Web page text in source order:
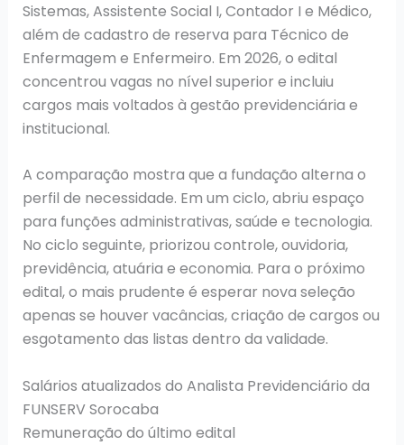
Sistemas, Assistente Social I, Contador I e Médico,
além de cadastro de reserva para Técnico de
Enfermagem e Enfermeiro. Em 2026, o edital
concentrou vagas no nível superior e incluiu
cargos mais voltados à gestão previdenciária e
institucional.
A comparação mostra que a fundação alterna o
perfil de necessidade. Em um ciclo, abriu espaço
para funções administrativas, saúde e tecnologia.
No ciclo seguinte, priorizou controle, ouvidoria,
previdência, atuária e economia. Para o próximo
edital, o mais prudente é esperar nova seleção
apenas se houver vacâncias, criação de cargos ou
esgotamento das listas dentro da validade.
Salários atualizados do Analista Previdenciário da
FUNSERV Sorocaba
Remuneração do último edital